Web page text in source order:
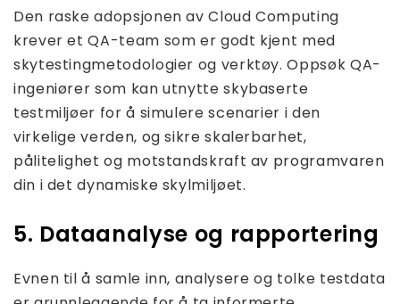
Den raske adopsjonen av Cloud Computing
krever et QA-team som er godt kjent med
skytestingmetodologier og verktøy. Oppsøk QA-
ingeniører som kan utnytte skybaserte
testmiljøer for å simulere scenarier i den
virkelige verden, og sikre skalerbarhet,
pålitelighet og motstandskraft av programvaren
din i det dynamiske skylmiljøet.
5. Dataanalyse og rapportering
Evnen til å samle inn, analysere og tolke testdata